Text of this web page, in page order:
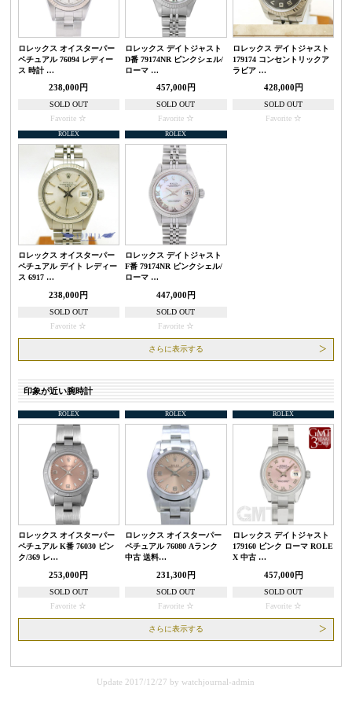
ロレックス オイスターパー
ペチュアル 76094 レディー
ス 時計 …
238,000円
SOLD OUT
Favorite
ロレックス デイトジャスト
D番 79174NR ピンクシェル/
ローマ …
457,000円
SOLD OUT
Favorite
ロレックス デイトジャスト
179174 コンセントリックア
ラビア …
428,000円
SOLD OUT
Favorite
ROLEX
ロレックス オイスターパー
ペチュアル デイト レディー
ス 6917 …
238,000円
SOLD OUT
Favorite
ROLEX
ロレックス デイトジャスト
F番 79174NR ピンクシェル/
ローマ …
447,000円
SOLD OUT
Favorite
さらに表示する
印象が近い腕時計
ROLEX
ロレックス オイスターパー
ペチュアル K番 76030 ピン
ク/369 レ…
253,000円
SOLD OUT
Favorite
ROLEX
ロレックス オイスターパー
ペチュアル 76080 Aランク
中古 送料…
231,300円
SOLD OUT
Favorite
ROLEX
ロレックス デイトジャスト
179160 ピンク ローマ ROLE
X 中古 …
457,000円
SOLD OUT
Favorite
さらに表示する
Update 2017/12/27 bywatchjournal-admin